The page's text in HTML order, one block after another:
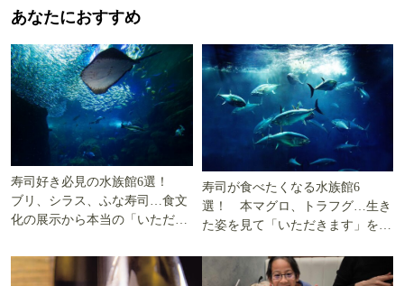
あなたにおすすめ
寿司好き必見の水族館6選！
ブリ、シラス、ふな寿司…食文
化の展示から本当の「いただき
寿司が食べたくなる水族館6
選！ 本マグロ、トラフグ…生き
た姿を見て「いただきます」を考